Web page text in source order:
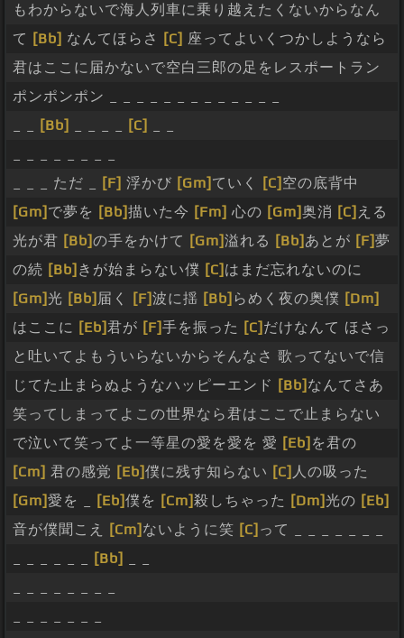
もわからないで海人列車に乗り越えたくないからなん
て [Bb] なんてほらさ [C] 座ってよいくつかしようなら
君はここに届かないで空白三郎の足をレスポートラン
ポンポンポン _ _ _ _ _ _ _ _ _ _ _ _ _
[Bb] [C]
_ _ _ ただ _
[F] 浮かび [Gm] ていく [C] 空の底背中
[Gm] で夢を [Bb]描いた今 [Fm] 心の [Gm]奥消 [C] える
光が君 [Bb]の手をかけて [Gm]溢れる [Bb] あとが [F]夢
の続 [Bb] きが始まらない僕 [C] はまだ忘れないのに
[Gm]光 [Bb] 届く [F]波に揺 [Bb] らめく夜の奥僕 [Dm]
はここに [Eb]君が [F]手を振った [C] だけなんて ほさっ
と吐いてよもういらないからそんなさ 歌ってないで信
じてた止まらぬようなハッピーエンド [Bb] なんてさあ
笑ってしまってよこの世界なら君はここで止まらない
で泣いて笑ってよ一等星の愛を愛を 愛 [Eb] を君の
[Cm] 君の感覚 [Eb]僕に残す知らない [C] 人の吸った
[Gm]愛を _ [Eb]僕を [Cm]殺しちゃった [Dm]光の [Eb]
音が僕聞こえ
[Cm] ないように笑 [C] って _ _ _ _ _ _ _
[Bb]